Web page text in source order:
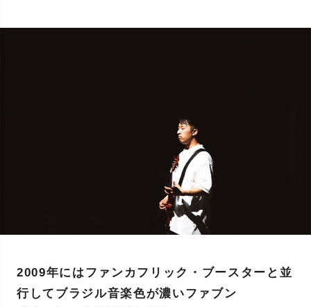
2009年にはファンカフリック・ブースターと並
行してブラジル音楽色が濃いファブン